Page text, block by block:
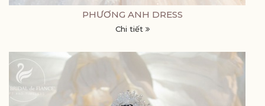
PHƯƠNG ANH DRESS
Chi tiết